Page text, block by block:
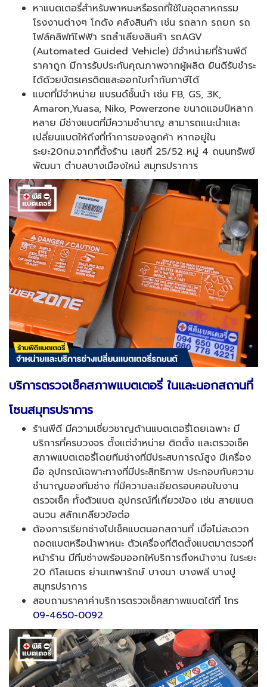
หาแบตเตอรี่สำหรับพาหนะหรือรถที่ใช้ในอุตสาหกรรม
โรงงานต่างๆ โกดัง คลังสินค้า เช่น รถลาก รถยก รถ
โฟล์คลิฟท์ไฟฟ้า รถลำเลียงสินค้า รถAGV
(Automated Guided Vehicle) มีจำหน่ายที่ร้านพีดี
ราคาถูก มีการรับประกันคุณภาพจากผู้ผลิต ยินดีรับชำระ
ได้ด้วยบัตรเครดิตและออกใบกำกับภาษีได้
แบตที่มีจำหน่าย แบรนด์ชั้นนำ เช่น FB, GS, 3K,
Amaron,Yuasa, Niko, Powerzone ขนาดแอมป์หลาก
หลาย มีช่างแบตที่มีความชำนาญ สามารถแนะนำและ
เปลี่ยนแบตให้ถึงที่ทำการของลูกค้า หากอยู่ใน
ระยะ20กม.จากที่ตั้งร้าน เลขที่ 25/52 หมู่ 4 ถนนทรัพย์
พัฒนา ตำบลบางเมืองใหม่ สมุทรปราการ
บริการตรวจเช็คสภาพแบตเตอรี่ ในและนอกสถานที่
โซนสมุทรปราการ
ร้านพีดี มีความเชี่ยวชาญด้านแบตเตอรี่โดยเฉพาะ มี
บริการที่ครบวงจร ตั้งแต่จำหน่าย ติดตั้ง และตรวจเช็ค
สภาพแบตเตอรี่โดยทีมช่างที่มีประสบการณ์สูง มีเครื่อง
มือ อุปกรณ์เฉพาะทางที่มีประสิทธิภาพ ประกอบกับความ
ชำนาญของทีมช่าง ที่มีความละเอียดรอบคอบในงาน
ตรวจเช็ค ทั้งตัวแบต อุปกรณ์ที่เกี่ยวข้อง เช่น สายแบต
ฉนวน สลักเกลียวข้อต่อ
ต้องการเรียกช่างไปเช็คแบตนอกสถานที่ เมื่อไม่สะดวก
ถอดแบตหรือนำพาหนะ ตัวเครื่องที่ติดตั้งแบตมาตรวจที่
หน้าร้าน มีทีมช่างพร้อมออกให้บริการถึงหน้างาน ในระยะ
20 กิโลเมตร ย่านเทพารักษ์ บางนา บางพลี บางปู
สมุทรปราการ
สอบถามราคาค่าบริการตรวจเช็คสภาพแบตได้ที่ โทร
09-4650-0092